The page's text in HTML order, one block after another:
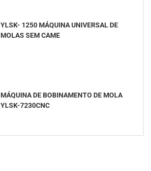
YLSK- 1250 MÁQUINA UNIVERSAL DE
MOLAS SEM CAME
MÁQUINA DE BOBINAMENTO DE MOLA
YLSK-7230CNC